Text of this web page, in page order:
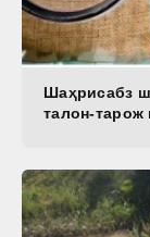
Шаҳрисабз
талон-тарож